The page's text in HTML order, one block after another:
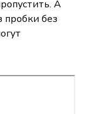
А
пробки без